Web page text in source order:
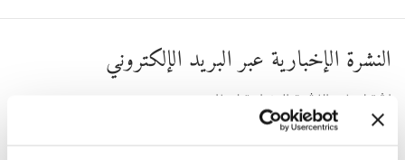
النشرة الإخبارية عبر البريد الإلكتروني
اشترك في النشرة الإخبارية لدينا